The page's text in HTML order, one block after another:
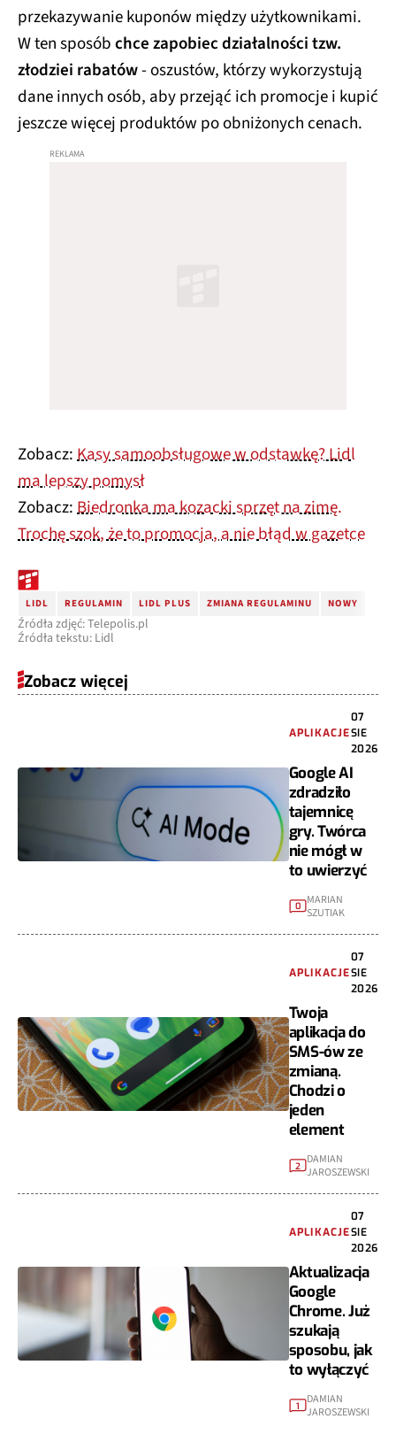
przekazywanie kuponów między użytkownikami.
W ten sposóbchce zapobiec działalności tzw.
złodziei rabatów- oszustów, którzy wykorzystują
dane innych osób, aby przejąć ich promocje i kupić
jeszcze więcej produktów po obniżonych cenach.
Zobacz: Kasy samoobsługowe w odstawkę? Lidl
ma lepszy pomysł
Zobacz: Biedronka ma kozacki sprzęt na zimę.
Trochę szok, że to promocja, a nie błąd w gazetce
LIDL REGULAMIN LIDL PLUS ZMIANA REGULAMINU NOWY
Źródła zdjęć: Telepolis.pl
Źródła tekstu: Lidl
Zobacz więcej
APLIKACJE
07
SIE
2026
Google AI
zdradziło
tajemnicę
gry. Twórca
nie mógł w
to uwierzyć
0 MARIAN
SZUTIAK
APLIKACJE
07
SIE
2026
Twoja
aplikacja do
SMS-ów ze
zmianą.
Chodzi o
jeden
element
2
DAMIAN
JAROSZEWSKI
APLIKACJE
07
SIE
2026
Aktualizacja
Google
Chrome. Już
szukają
sposobu, jak
to wyłączyć
1
DAMIAN
JAROSZEWSKI